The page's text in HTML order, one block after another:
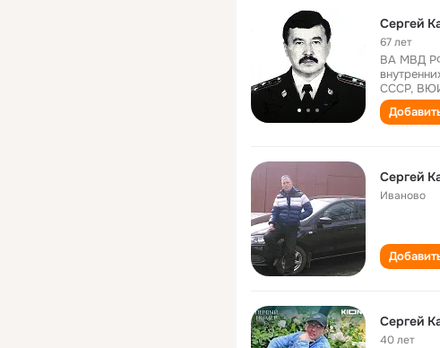
Сергей
67 лет
ВА МВД
СССР,
Сергей
Иваново
Сергей
40 лет